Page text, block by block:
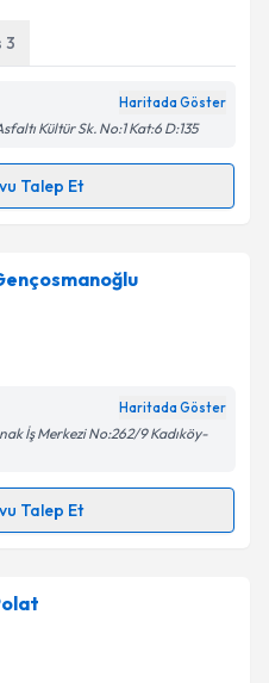
ilişkinAydınlatma
kişisel verilerimin belirtilen
kabul ediyorum.
Gönder
3
Haritada Göster
Kültür Sk. No:1 Kat:6 D:135
Talep Et
için randevu takvimi talebi
randevu almanız için bir
posta ile bilgilendireceğiz.
ilişkinAydınlatma
verilerimin belirtilen
kabul ediyorum.
Gönder
Haritada Göster
İş Merkezi No:262/9 Kadıköy-
Talep Et
bu uzmandan randevu
e-posta ile